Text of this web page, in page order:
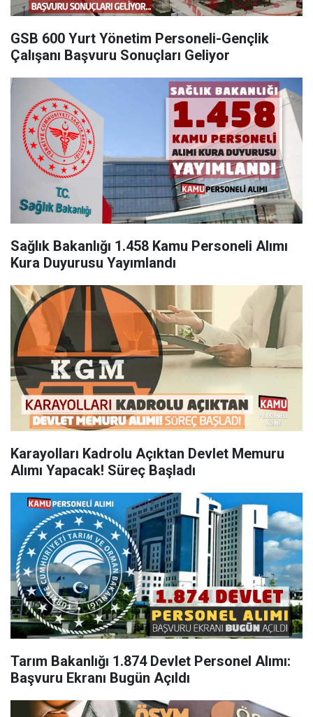
GSB 600 Yurt Yönetim Personeli-Gençlik
Çalışanı Başvuru Sonuçları Geliyor
Sağlık Bakanlığı 1.458 Kamu Personeli Alımı
Kura Duyurusu Yayımlandı
Karayolları Kadrolu Açıktan Devlet Memuru
Alımı Yapacak! Süreç Başladı
Tarım Bakanlığı 1.874 Devlet Personel Alımı:
Başvuru Ekranı Bugün Açıldı